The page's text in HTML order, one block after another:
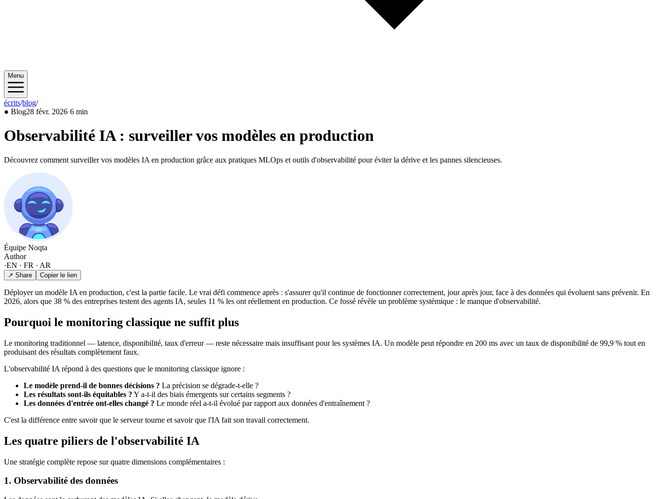
Menu
écrits/blog/2026/02
● Blog28 févr. 2026·6 min
Observabilité IA : surveiller vos modèles en production
Découvrez comment surveiller vos modèles IA en production grâce aux pratiques MLOps et outils d'observabilité pour éviter la dérive et les pannes silencieuses.
Équipe Noqta
Author
·EN · FR · AR
↗ Share Copier le lien
Déployer un modèle IA en production, c'est la partie facile. Le vrai défi commence après : s'assurer qu'il continue de fonctionner correctement, jour après jour, face à des données qui évoluent sans prévenir. En
2026, alors que 38 % des entreprises testent des agents IA, seules 11 % les ont réellement en production. Ce fossé révèle un problème systémique : le manque d'observabilité.
Pourquoi le monitoring classique ne suffit plus
Le monitoring traditionnel — latence, disponibilité, taux d'erreur — reste nécessaire mais insuffisant pour les systèmes IA. Un modèle peut répondre en 200 ms avec un taux de disponibilité de 99,9 % tout en
produisant des résultats complètement faux.
L'observabilité IA répond à des questions que le monitoring classique ignore :
Le modèle prend-il de bonnes décisions ? La précision se dégrade-t-elle ?
Les résultats sont-ils équitables ? Y a-t-il des biais émergents sur certains segments ?
Les données d'entrée ont-elles changé ? Le monde réel a-t-il évolué par rapport aux données d'entraînement ?
C'est la différence entre savoir que le serveur tourne et savoir que l'IA fait son travail correctement.
Les quatre piliers de l'observabilité IA
Une stratégie complète repose sur quatre dimensions complémentaires :
1. Observabilité des données